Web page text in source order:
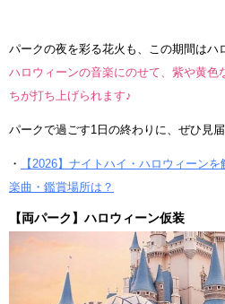
パークの夜を彩る花火も、この期間はハ
ハロウィーンの音楽にのせて、紫や黄色
ちが打ち上げられます♪
パークで過ごす1日の終わりに、ぜひ見
・
【2026】ナイトハイ・ハロウィーン
楽曲・鑑賞場所は？
【両パーク】ハロウィーン仮装